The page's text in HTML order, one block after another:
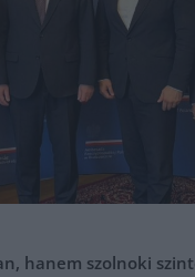
hanem szolnoki